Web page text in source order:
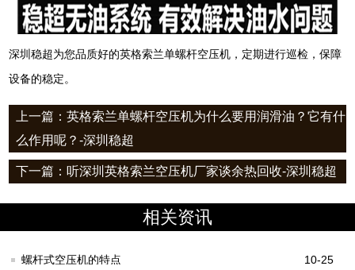
深圳稳超为您品质好的英格索兰单螺杆空压机，定期进行巡检，保障
设备的稳定。
上一篇：英格索兰单螺杆空压机为什么要用润滑油？它有什
么作用呢？-深圳稳超
下一篇：听深圳英格索兰空压机厂家谈余热回收-深圳稳超
相关资讯
螺杆式空压机的特点 10-25